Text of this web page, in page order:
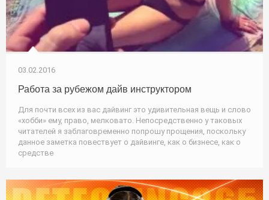
03.02.2016
Работа за рубежом дайв инструктором
Для почти всех из вас дайвинг это удивительная вещь и слово
«хобби» ему, право, мелковато. Непосредственно у таковых
читателей я заблаговременно попрошу прощения, поскольку
данное заметка повествует о дайвинге, как о бизнесе, как о
средстве